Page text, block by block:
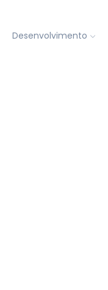
Desenvolvimento